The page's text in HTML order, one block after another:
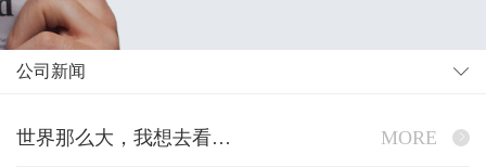
公司新闻
世界那么大，我想去看看——阿联酋，我们来了 MORE